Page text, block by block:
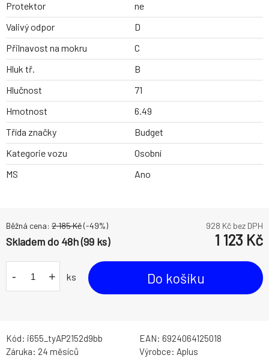
Protektor
ne
Valivý odpor
D
Přilnavost na mokru
C
Hluk tř.
B
Hlučnost
71
Hmotnost
6.49
Třída značky
Budget
Kategorie vozu
Osobní
MS
Ano
Běžná cena: 2 185Kč(-49%) 928 Kč bez DPH
Skladem do 48h (99 ks) 1 123 Kč
- + ks Do košíku
Kód: i655_tyAP2152d9bb EAN: 6924064125018
Záruka: 24 měsíců Výrobce: Aplus